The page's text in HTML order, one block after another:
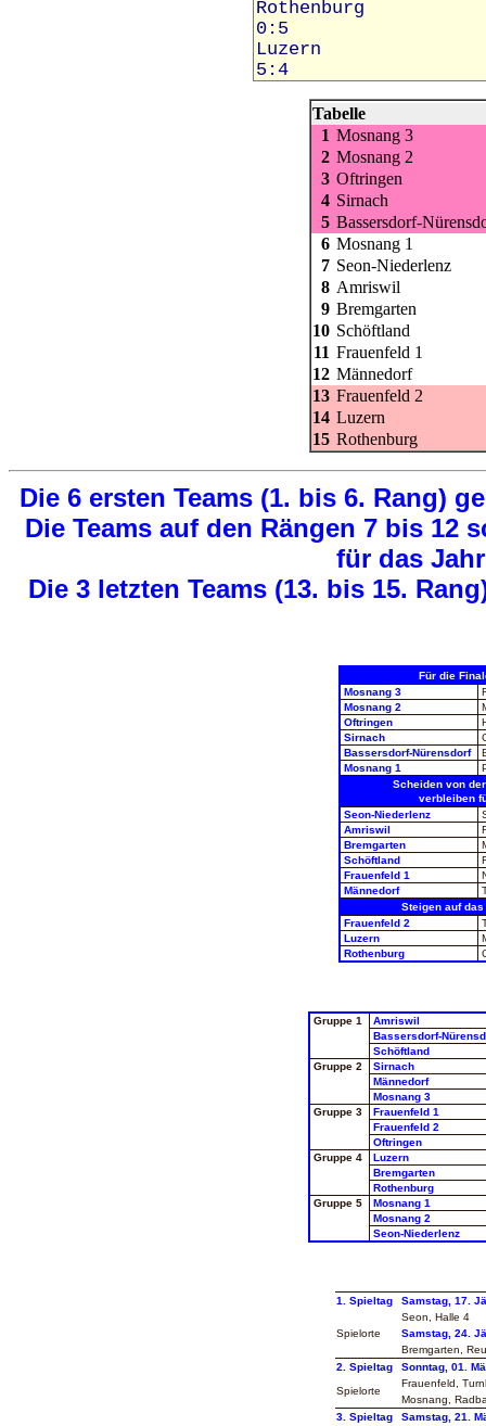
Tabelle
1 Mosnang 3
2 Mosnang 2
3 Oftringen
4 Sirnach
5 Bassersdorf-
6 Mosnang 1
7 Seon-Niederlenz
8 Amriswil
9 Bremgarten
10 Schöftland
11 Frauenfeld 1
12 Männedorf
13 Frauenfeld 2
14 Luzern
15 Rothenburg
Die 6 ersten Teams (1. bis 6. Rang)
Die Teams auf den Rängen 7 bis 12
für das
Die 3 letzten Teams (13. bis 15.
Für die
Mosnang 3
Mosnang 2
Oftringen
Sirnach
Bassersdorf-Nürensdorf
Mosnang 1
Scheiden von
verbleiben
Seon-Niederlenz
Amriswil
Bremgarten
Schöftland
Frauenfeld 1
Männedorf
Steigen auf
Frauenfeld 2
Luzern
Rothenburg
Gruppe 1
Amriswil
Bassersdorf-
Schöftland
Gruppe 2
Sirnach
Männedorf
Mosnang 3
Gruppe 3
Frauenfeld 1
Frauenfeld 2
Oftringen
Gruppe 4
Luzern
Bremgarten
Rothenburg
Gruppe 5
Mosnang 1
Mosnang 2
Seon-Niederlenz
1. Spieltag Samstag, 17.
Spielorte
Seon, Halle 4
Samstag, 24.
Bremgarten,
2. Spieltag
Sonntag, 01.
Spielorte
Frauenfeld,
Mosnang,
3. Spieltag
Samstag, 21.